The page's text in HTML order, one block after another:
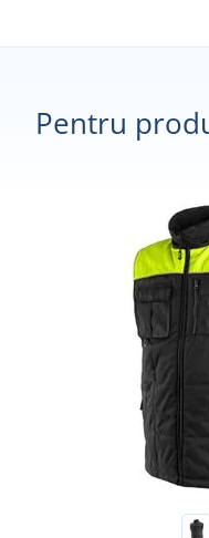
Pentru